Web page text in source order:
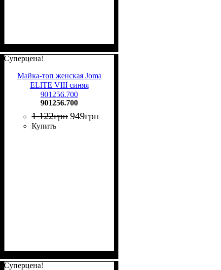
Суперцена!
Майка-топ женская Joma
ELITE VIII синяя
901256.700
901256.700
1 122грн949грн
Купить
Суперцена!